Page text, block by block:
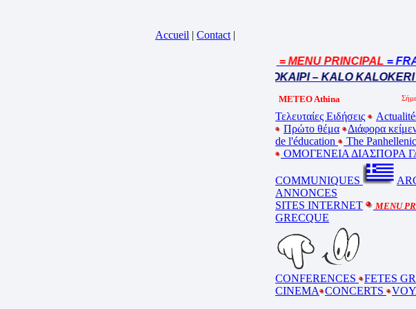
Accueil | Contact |
= MENU PRINCIPAL=
BEL ETE – ΚΑΛΟ ΚΑΛΟΚΑΙΡΙ – KALO KALOKERI
METEO Athina
Τελευταίες Ειδήσεις
Πρώτο θέμα
Διάφορα
de l'éducation
The
ΟΜΟΓΕΝΕΙΑ ΔΙΑΣΠΟΡΑ
COMMUNIQUES
ANNONCES
SITES INTERNET
MENU
GRECQUE
CONFERENCES FETES
CINEMA CONCERTS